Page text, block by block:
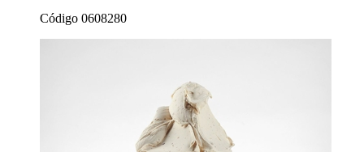
Código 0608280